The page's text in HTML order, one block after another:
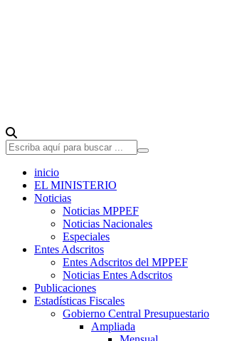
inicio
EL MINISTERIO
Noticias
Noticias MPPEF
Noticias Nacionales
Especiales
Entes Adscritos
Entes Adscritos del MPPEF
Noticias Entes Adscritos
Publicaciones
Estadísticas Fiscales
Gobierno Central Presupuestario
Ampliada